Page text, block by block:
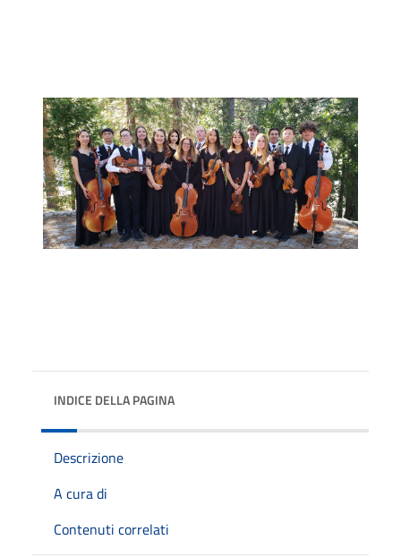
INDICE DELLA PAGINA
Descrizione
A cura di
Contenuti correlati